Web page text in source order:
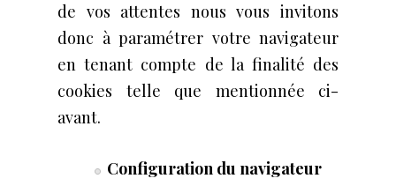
de vos attentes nous vous invitons
donc à paramétrer votre navigateur
en tenant compte de la finalité des
cookies telle que mentionnée ci-
avant.
Configuration du navigateur